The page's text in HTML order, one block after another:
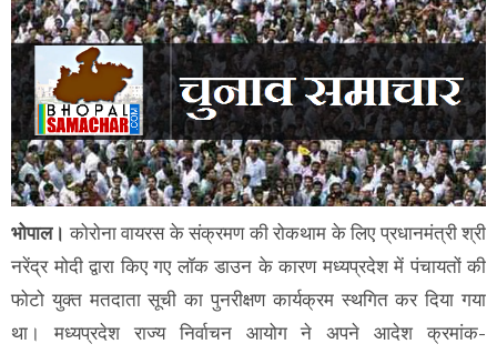
भोपाल। कोरोना वायरस के संक्रमण की रोकथाम के लिए प्रधानमंत्री श्री
नरेंद्र मोदी द्वारा किए गए लॉक डाउन के कारण मध्यप्रदेश में पंचायतों की
फोटो युक्त मतदाता सूची का पुनरीक्षण कार्यक्रम स्थगित कर दिया गया
था। मध्यप्रदेश राज्य निर्वाचन आयोग ने अपने आदेश क्रमांक-